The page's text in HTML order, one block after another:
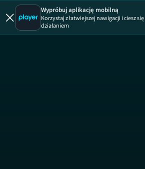
Wypróbuj aplikację mobilną
Korzystaj z łatwiejszej nawigacji i ciesz
działaniem